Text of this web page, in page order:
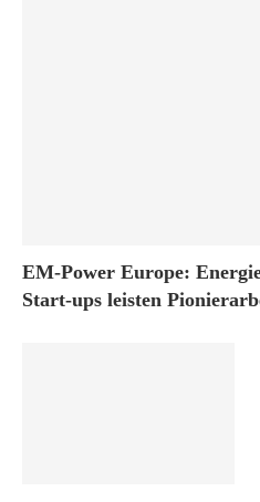
EM-Power Europe:
Start-ups leisten